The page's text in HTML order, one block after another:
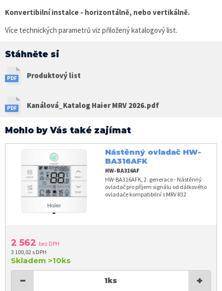
Konvertibilní instalce - horizontálně, nebo vertikálně.
Více technických parametrů viz přiložený katalogový list.
Stáhněte si
Produktový list
Kanálová_Katalog Haier MRV 2026.pdf
Mohlo by Vás také zajímat
Nástěnný ovladač HW-
BA316AFK
HW-BA316AF
HW-BA316AFK, 2. generace - Nástěnný
ovladač pro příjem signálu od dálkového
ovladače kompatibilní s MRV R32
2 562 bez DPH
3 100,02 s DPH
Skladem >10ks
− 1ks +